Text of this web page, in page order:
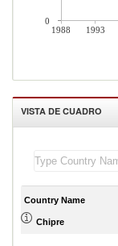
1988 1993
0
VISTA DE CUADRO
Country Name
Chipre